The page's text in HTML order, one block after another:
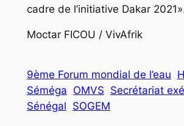
cadre de l’initiative Dakar
Moctar FICOU / VivAfrik
9ème Forum mondial de l’eau
Séméga OMVS Secrétariat
Sénégal SOGEM